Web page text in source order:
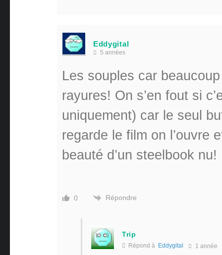
Eddygital
5 années
Les souples car
rayures! On s’en fout si
uniquement) car le seul
regarde le film on l’ouvre
beauté d’un steelbook nu!
0 Répondre
Trip
Répond à Eddygital 1 année